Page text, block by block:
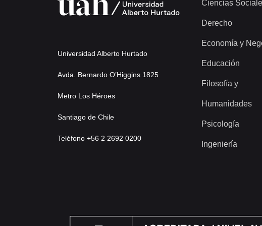
Universidad Alberto Hurtado
Avda. Bernardo O’Higgins 1825
Metro Los Héroes
Santiago de Chile
Teléfono +56 2 2692 0200
Ciencias
Derecho
Economía y
Educación
Filosofía y
Humanidades
Psicología
Ingeniería